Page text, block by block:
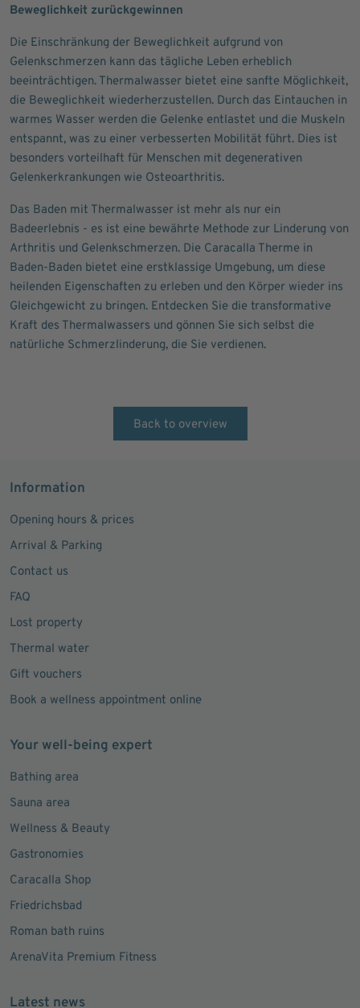
Beweglichkeit zurückgewinnen
Die Einschränkung der Beweglichkeit aufgrund von
Gelenkschmerzen kann das tägliche Leben erheblich
beeinträchtigen. Thermalwasser bietet eine sanfte Möglichkeit,
die Beweglichkeit wiederherzustellen. Durch das Eintauchen in
warmes Wasser werden die Gelenke entlastet und die Muskeln
entspannt, was zu einer verbesserten Mobilität führt. Dies ist
besonders vorteilhaft für Menschen mit degenerativen
Gelenkerkrankungen wie Osteoarthritis.
Das Baden mit Thermalwasser ist mehr als nur ein
Badeerlebnis - es ist eine bewährte Methode zur Linderung von
Arthritis und Gelenkschmerzen. Die Caracalla Therme in
Baden-Baden bietet eine erstklassige Umgebung, um diese
heilenden Eigenschaften zu erleben und den Körper wieder ins
Gleichgewicht zu bringen. Entdecken Sie die transformative
Kraft des Thermalwassers und gönnen Sie sich selbst die
natürliche Schmerzlinderung, die Sie verdienen.
Back to overview
Information
Opening hours & prices
Arrival & Parking
Contact us
FAQ
Lost property
Thermal water
Gift vouchers
Book a wellness appointment online
Your well-being expert
Bathing area
Sauna area
Wellness & Beauty
Gastronomies
Caracalla Shop
Friedrichsbad
Roman bath ruins
ArenaVita Premium Fitness
Latest news